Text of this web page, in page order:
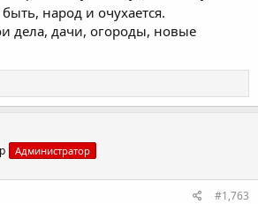
народ и очухается.
дела, дачи, огороды, новые
Администратор
#1,763